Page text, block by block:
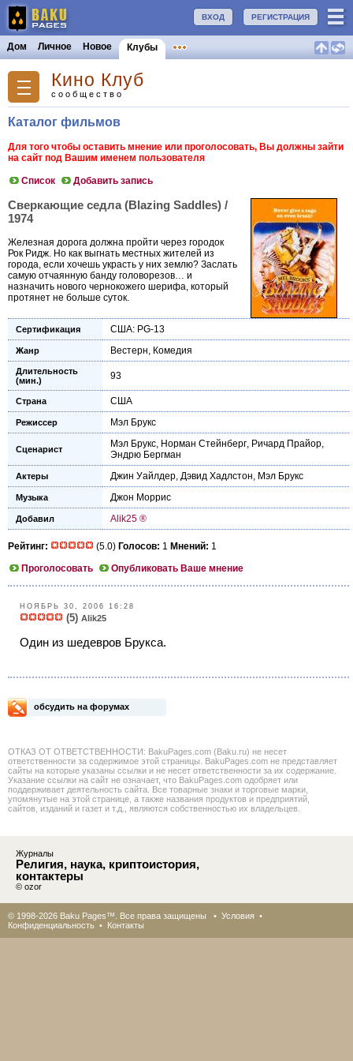
РЕГИСТРАЦИЯ
ВХОД
Дом Личное Новое Клубы
Кино Клуб
сообщество
Каталог фильмов
Для того чтобы оставить мнение или проголосовать, Вы должны зайти
на сайт под Вашим именем пользователя
Список Добавить запись
Сверкающие седла (Blazing Saddles) /
1974
Железная дорога должна пройти через городок
Рок Ридж. Но как выгнать местных жителей из
города, если хочешь украсть у них землю? Заслать
самую отчаянную банду головорезов… и
назначить нового чернокожего шерифа, который
протянет не больше суток.
Сертификация США: PG-13
Жанр Вестерн, Комедия
Длительность
(мин.)
93
Страна США
Режиссер Мэл Брукс
Сценарист Мэл Брукс, Норман Стейнберг, Ричард Прайор,
Эндрю Бергман
Актеры Джин Уайлдер, Дэвид Хадлстон, Мэл Брукс
Музыка Джон Моррис
Добавил Alik25 ®
Рейтинг: (5.0) Голосов: 1 Мнений: 1
Проголосовать
Опубликовать Ваше мнение
НОЯБРЬ 30, 2006 16:28
(5) Alik25
Один из шедевров Брукса.
обсудить на форумах
ОТКАЗ ОТ ОТВЕТСТВЕННОСТИ: BakuPages.com (Baku.ru) не несет
ответственности за содержимое этой страницы. BakuPages.com не представляет
сайты на которые указаны ссылки и не несет ответственности за их содержание.
Указание ссылки на сайт не означает, что BakuPages.com одобряет или
поддерживает деятельность сайта. Все товарные знаки и торговые марки,
упомянутые на этой странице, а также названия продуктов и предприятий,
сайтов, изданий и газет и т.д., являются собственностью их владельцев.
Журналы
Религия, наука, криптоистория,
контактеры
© ozor
© 1998-2026 Baku Pages™. Все права защищены • Условия •
Конфиденциальность • Контакты